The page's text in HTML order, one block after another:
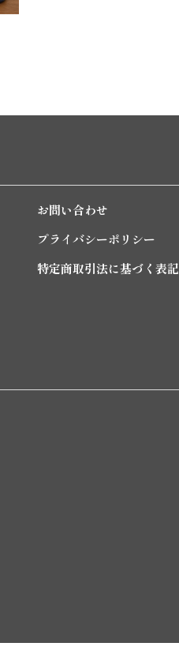
お問い合わせ
プライバシーポリシー
特定商取引法に基づく表記